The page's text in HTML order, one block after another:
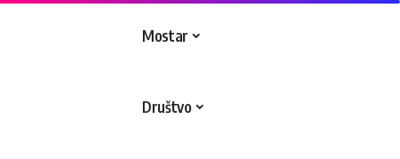
Mostar
Društvo